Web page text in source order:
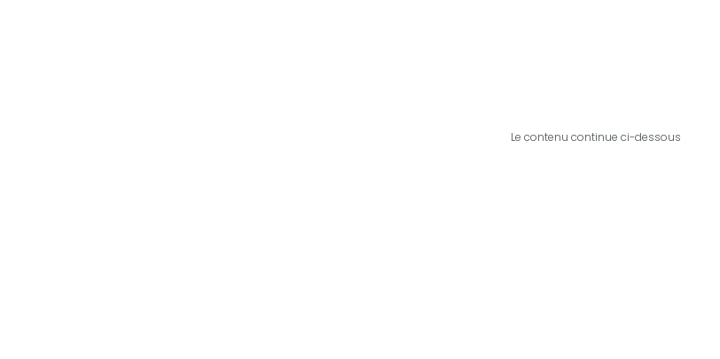
Le contenu continue ci-dessous